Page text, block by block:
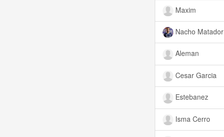
Maxim
Nacho Matador
Aleman
Cesar Garcia
Estebanez
Isma Cerro